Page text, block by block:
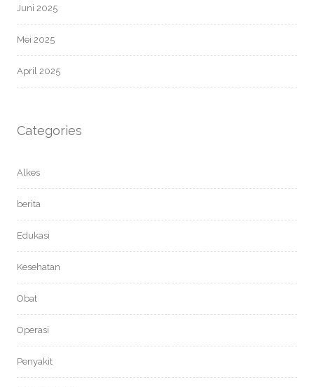
Juni 2025
Mei 2025
April 2025
Categories
Alkes
berita
Edukasi
Kesehatan
Obat
Operasi
Penyakit